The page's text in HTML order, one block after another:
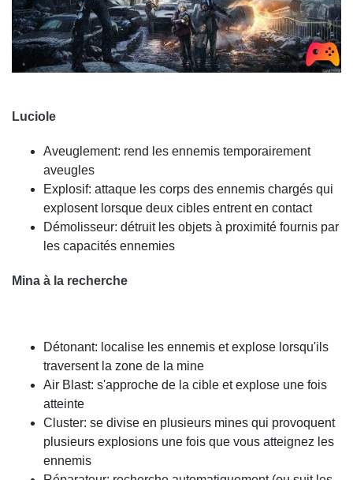
Luciole
Aveuglement: rend les ennemis temporairement
aveugles
Explosif: attaque les corps des ennemis chargés qui
explosent lorsque deux cibles entrent en contact
Démolisseur: détruit les objets à proximité fournis par
les capacités ennemies
Mina à la recherche
Détonant: localise les ennemis et explose lorsqu'ils
traversent la zone de la mine
Air Blast: s'approche de la cible et explose une fois
atteinte
Cluster: se divise en plusieurs mines qui provoquent
plusieurs explosions une fois que vous atteignez les
ennemis